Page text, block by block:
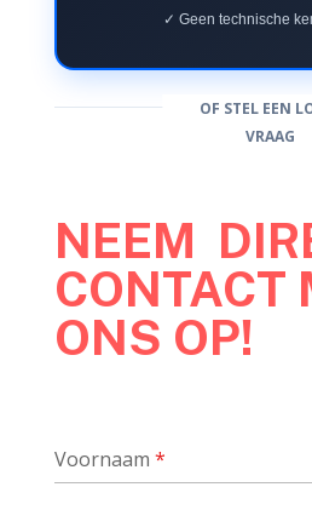
✓ Geen technische
OF STEL EEN
VRAAG
NEEM
CONTACT
ONS OP!
Voornaam *